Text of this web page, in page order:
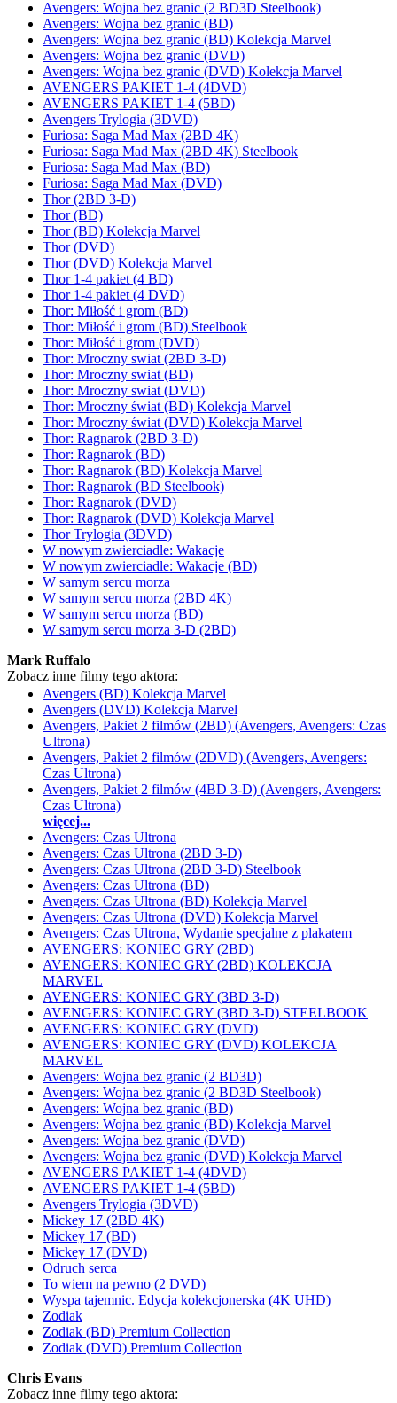
Avengers: Wojna bez granic (2 BD3D Steelbook)
Avengers: Wojna bez granic (BD)
Avengers: Wojna bez granic (BD) Kolekcja Marvel
Avengers: Wojna bez granic (DVD)
Avengers: Wojna bez granic (DVD) Kolekcja Marvel
AVENGERS PAKIET 1-4 (4DVD)
AVENGERS PAKIET 1-4 (5BD)
Avengers Trylogia (3DVD)
Furiosa: Saga Mad Max (2BD 4K)
Furiosa: Saga Mad Max (2BD 4K) Steelbook
Furiosa: Saga Mad Max (BD)
Furiosa: Saga Mad Max (DVD)
Thor (2BD 3-D)
Thor (BD)
Thor (BD) Kolekcja Marvel
Thor (DVD)
Thor (DVD) Kolekcja Marvel
Thor 1-4 pakiet (4 BD)
Thor 1-4 pakiet (4 DVD)
Thor: Miłość i grom (BD)
Thor: Miłość i grom (BD) Steelbook
Thor: Miłość i grom (DVD)
Thor: Mroczny swiat (2BD 3-D)
Thor: Mroczny swiat (BD)
Thor: Mroczny swiat (DVD)
Thor: Mroczny świat (BD) Kolekcja Marvel
Thor: Mroczny świat (DVD) Kolekcja Marvel
Thor: Ragnarok (2BD 3-D)
Thor: Ragnarok (BD)
Thor: Ragnarok (BD) Kolekcja Marvel
Thor: Ragnarok (BD Steelbook)
Thor: Ragnarok (DVD)
Thor: Ragnarok (DVD) Kolekcja Marvel
Thor Trylogia (3DVD)
W nowym zwierciadle: Wakacje
W nowym zwierciadle: Wakacje (BD)
W samym sercu morza
W samym sercu morza (2BD 4K)
W samym sercu morza (BD)
W samym sercu morza 3-D (2BD)
Mark Ruffalo
Zobacz inne filmy tego aktora:
Avengers (BD) Kolekcja Marvel
Avengers (DVD) Kolekcja Marvel
Avengers, Pakiet 2 filmów (2BD) (Avengers, Avengers: Czas
Ultrona)
Avengers, Pakiet 2 filmów (2DVD) (Avengers, Avengers:
Czas Ultrona)
Avengers, Pakiet 2 filmów (4BD 3-D) (Avengers, Avengers:
Czas Ultrona)
więcej...
Avengers: Czas Ultrona
Avengers: Czas Ultrona (2BD 3-D)
Avengers: Czas Ultrona (2BD 3-D) Steelbook
Avengers: Czas Ultrona (BD)
Avengers: Czas Ultrona (BD) Kolekcja Marvel
Avengers: Czas Ultrona (DVD) Kolekcja Marvel
Avengers: Czas Ultrona, Wydanie specjalne z plakatem
AVENGERS: KONIEC GRY (2BD)
AVENGERS: KONIEC GRY (2BD) KOLEKCJA
MARVEL
AVENGERS: KONIEC GRY (3BD 3-D)
AVENGERS: KONIEC GRY (3BD 3-D) STEELBOOK
AVENGERS: KONIEC GRY (DVD)
AVENGERS: KONIEC GRY (DVD) KOLEKCJA
MARVEL
Avengers: Wojna bez granic (2 BD3D)
Avengers: Wojna bez granic (2 BD3D Steelbook)
Avengers: Wojna bez granic (BD)
Avengers: Wojna bez granic (BD) Kolekcja Marvel
Avengers: Wojna bez granic (DVD)
Avengers: Wojna bez granic (DVD) Kolekcja Marvel
AVENGERS PAKIET 1-4 (4DVD)
AVENGERS PAKIET 1-4 (5BD)
Avengers Trylogia (3DVD)
Mickey 17 (2BD 4K)
Mickey 17 (BD)
Mickey 17 (DVD)
Odruch serca
To wiem na pewno (2 DVD)
Wyspa tajemnic. Edycja kolekcjonerska (4K UHD)
Zodiak
Zodiak (BD) Premium Collection
Zodiak (DVD) Premium Collection
Chris Evans
Zobacz inne filmy tego aktora: